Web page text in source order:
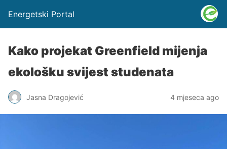
Energetski Portal
Kako projekat Greenfield mijenja
ekološku svijest studenata
Jasna Dragojević 4 mjeseca ago